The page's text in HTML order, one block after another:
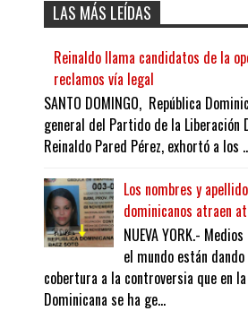
LAS MÁS LEÍDAS
Reinaldo llama candidatos de la
reclamos vía legal
SANTO DOMINGO, República
general del Partido de la Liberación
Reinaldo Pared Pérez, exhortó a los
Los nombres y
dominicanos atraen
NUEVA YORK.-
el mundo están
cobertura a la controversia que en
Dominicana se ha ge...